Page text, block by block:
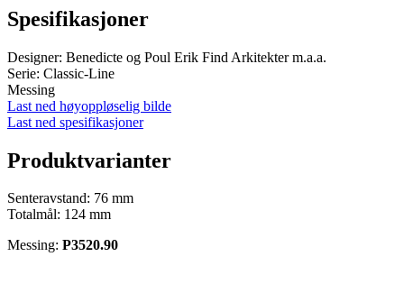
Spesifikasjoner
Designer: Benedicte og Poul Erik Find Arkitekter m.a.a.
Serie: Classic-Line
Messing
Last ned høyoppløselig bilde
Last ned spesifikasjoner
Produktvarianter
Senteravstand: 76 mm
Totalmål: 124 mm
Messing: P3520.90